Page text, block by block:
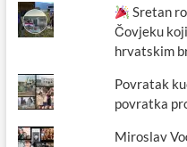
Sretan
Čovjeku
hrvatskim
Povratak
povratka
Miroslav